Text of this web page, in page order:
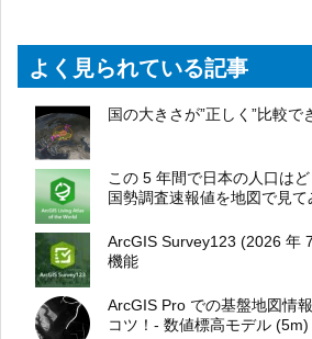
よく見られている記事
国の大きさが”正しく”比較で
この 5 年間で日本の人口は
国勢調査速報値を地図で見て
ArcGIS Survey123 (2026 年
機能
ArcGIS Pro での基盤地図情
コツ！- 数値標高モデル (5m)